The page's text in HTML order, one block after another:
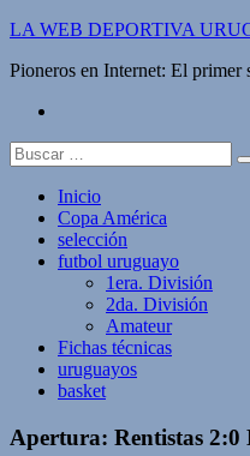
Saltar
contenido
LA WEB DEPORTIVA
Pioneros en Internet: El
Buscar:
Inicio
Copa América
selección
futbol uruguayo
1era. División
2da. División
Amateur
Fichas técnicas
uruguayos
basket
Apertura: Rentistas 2:0